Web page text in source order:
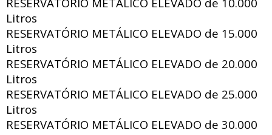
Litros
RESERVATÓRIO METÁLICO ELEVADO de 15.000
Litros
RESERVATÓRIO METÁLICO ELEVADO de 20.000
Litros
RESERVATÓRIO METÁLICO ELEVADO de 25.000
Litros
RESERVATÓRIO METÁLICO ELEVADO de 30.000